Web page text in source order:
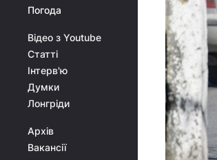
Погода
Відео з Youtube
Статті
Інтерв'ю
Думки
Лонгріди
Архів
Вакансії